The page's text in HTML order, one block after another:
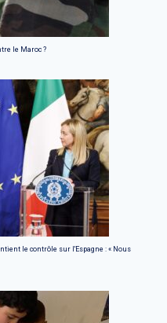
le Maroc ?
le contrôle sur l'Espagne : « Nous